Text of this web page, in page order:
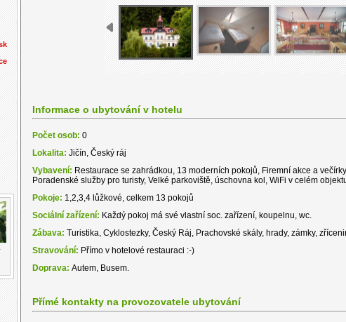
Informace o ubytování v hotelu
Počet osob: 0
Lokalita: Jičín, Český ráj
Vybavení: Restaurace se zahrádkou, 13 moderních pokojů, Firemní akce a
Poradenské služby pro turisty, Velké parkoviště, úschovna kol, WiFi v celém
Pokoje: 1,2,3,4 lůžkové, celkem 13 pokojů
Sociální zařízení: Každý pokoj má své vlastní soc. zařízení, koupelnu, wc.
Zábava: Turistika, Cyklostezky, Český Ráj, Prachovské skály, hrady, zámky,
Stravování: Přímo v hotelové restauraci :-)
Doprava: Autem, Busem.
Přímé kontakty na provozovatele ubytování